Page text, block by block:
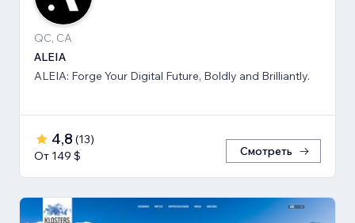
QC, CA
ALEIA
ALEIA: Forge Your Digital Future, Boldly and Brilliantly.
4,8 (13)
От 149 $
Смотреть